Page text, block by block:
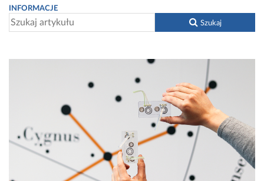
INFORMACJE
Szukaj